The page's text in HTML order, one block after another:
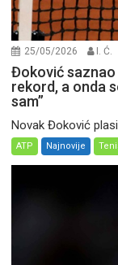
25/05/2026 I. Ć.
Đoković
rekord, a onda
sam”
Novak Đoković
ATP Najnovije